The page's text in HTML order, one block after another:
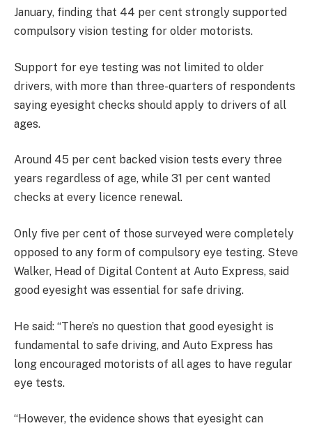
January, finding that 44 per cent strongly supported
compulsory vision testing for older motorists.
Support for eye testing was not limited to older
drivers, with more than three-quarters of respondents
saying eyesight checks should apply to drivers of all
ages.
Around 45 per cent backed vision tests every three
years regardless of age, while 31 per cent wanted
checks at every licence renewal.
Only five per cent of those surveyed were completely
opposed to any form of compulsory eye testing. Steve
Walker, Head of Digital Content at Auto Express, said
good eyesight was essential for safe driving.
He said: “There’s no question that good eyesight is
fundamental to safe driving, and Auto Express has
long encouraged motorists of all ages to have regular
eye tests.
“However, the evidence shows that eyesight can